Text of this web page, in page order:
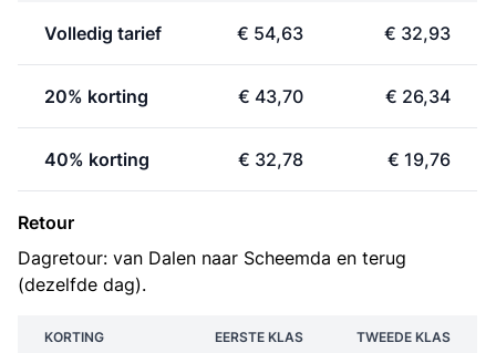
Volledig tarief € 54,63 € 32,93
20% korting € 43,70 € 26,34
40% korting € 32,78 € 19,76
Retour
Dagretour: van Dalen naar Scheemda en terug
(dezelfde dag).
KORTING EERSTE KLAS TWEEDE KLAS